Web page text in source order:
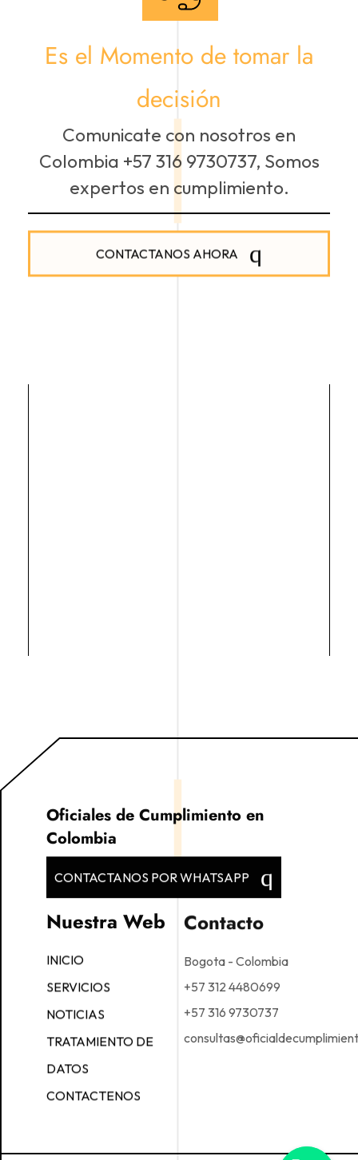
Es el Momento de tomar la
decisión
Comunicate con nosotros en
Colombia +57 316 9730737, Somos
expertos en cumplimiento.
CONTACTANOS AHORA
Oficiales de Cumplimiento en
Colombia
CONTACTANOS POR WHATSAPP
Nuestra Web
INICIO
SERVICIOS
NOTICIAS
TRATAMIENTO DE
DATOS
CONTACTENOS
Contacto
Bogota - Colombia
+57 312 4480699
+57 316 9730737